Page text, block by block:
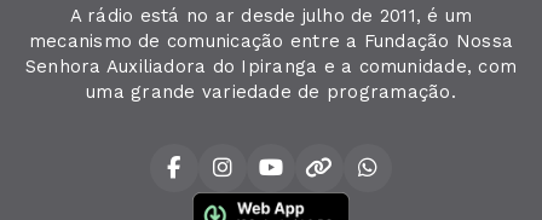
A rádio está no ar desde julho de 2011, é um
mecanismo de comunicação entre a Fundação Nossa
Senhora Auxiliadora do Ipiranga e a comunidade, com
uma grande variedade de programação.